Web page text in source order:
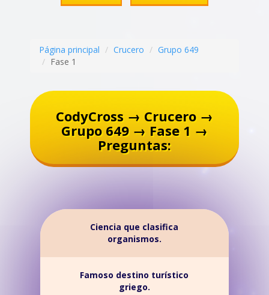
Página principal Crucero
Grupo 649
Fase 1
CodyCross → Crucero →
Grupo 649 → Fase 1 →
Preguntas:
Ciencia que clasifica
organismos.
Famoso destino turístico
griego.